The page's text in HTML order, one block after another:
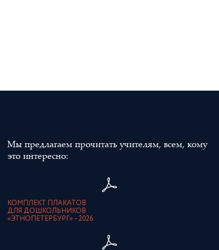
Мы предлагаем прочитать учителям, всем, кому
это интересно:
КОМПЛЕКТ ПЛАКАТОВ
ДЛЯ ДОШКОЛЬНИКОВ
«ЭТНОПЕТЕРБУРГ» – 2026